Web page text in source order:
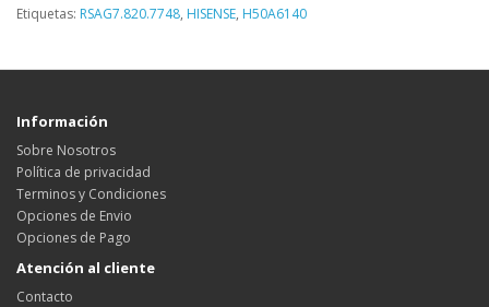
Etiquetas: RSAG7.820.7748, HISENSE, H50A6140
Información
Sobre Nosotros
Política de privacidad
Terminos y Condiciones
Opciones de Envio
Opciones de Pago
Atención al cliente
Contacto